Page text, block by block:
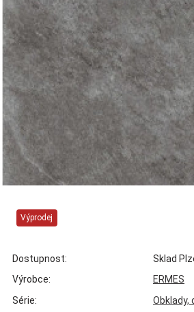
Výprodej
Dostupnost:
Sklad
Výrobce:
ERMES
Série:
Obklady,